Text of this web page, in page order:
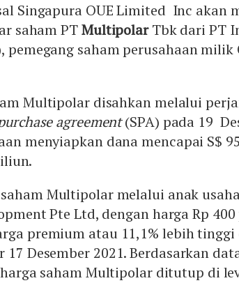
Singapura OUE Limited Inc akan
saham PTMultipolarTbk dari PT
pemegang saham perusahaan milik
Multipolar disahkan melalui
agreement(SPA) pada 19
menyiapkan dana mencapai S$
Multipolar melalui anak
Pte Ltd, dengan harga Rp
premium atau 11,1% lebih
17 Desember 2021. Berdasarkan
saham Multipolar ditutup di